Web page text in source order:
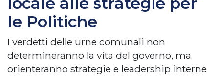
le Politiche
I verdetti delle urne comunali non
determineranno la vita del governo, ma
orienteranno strategie e leadership interne